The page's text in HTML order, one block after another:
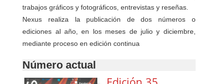
trabajos gráficos y fotográficos, entrevistas y reseñas.
Nexus realiza la publicación de dos números o
ediciones al año, en los meses de julio y diciembre,
mediante proceso en edición continua
Número actual